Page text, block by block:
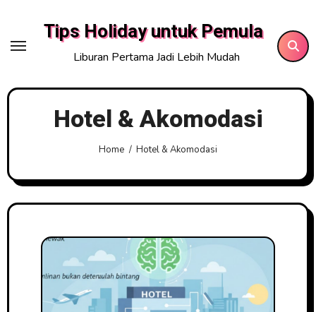
content
Tips Holiday untuk Pemula
Liburan Pertama Jadi Lebih Mudah
Hotel & Akomodasi
Home Hotel & Akomodasi